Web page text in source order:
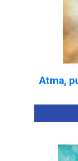
Atma,